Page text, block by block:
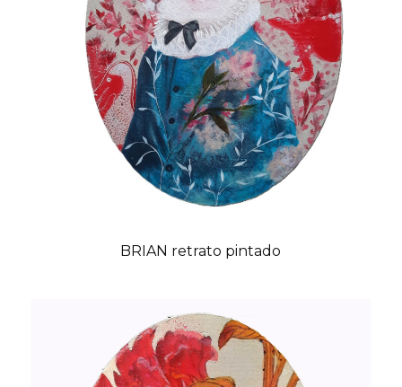
BRIAN retrato pintado